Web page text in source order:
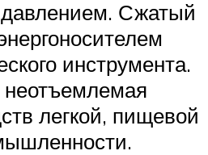
Сжатый
инструмента.
легкой, пищевой